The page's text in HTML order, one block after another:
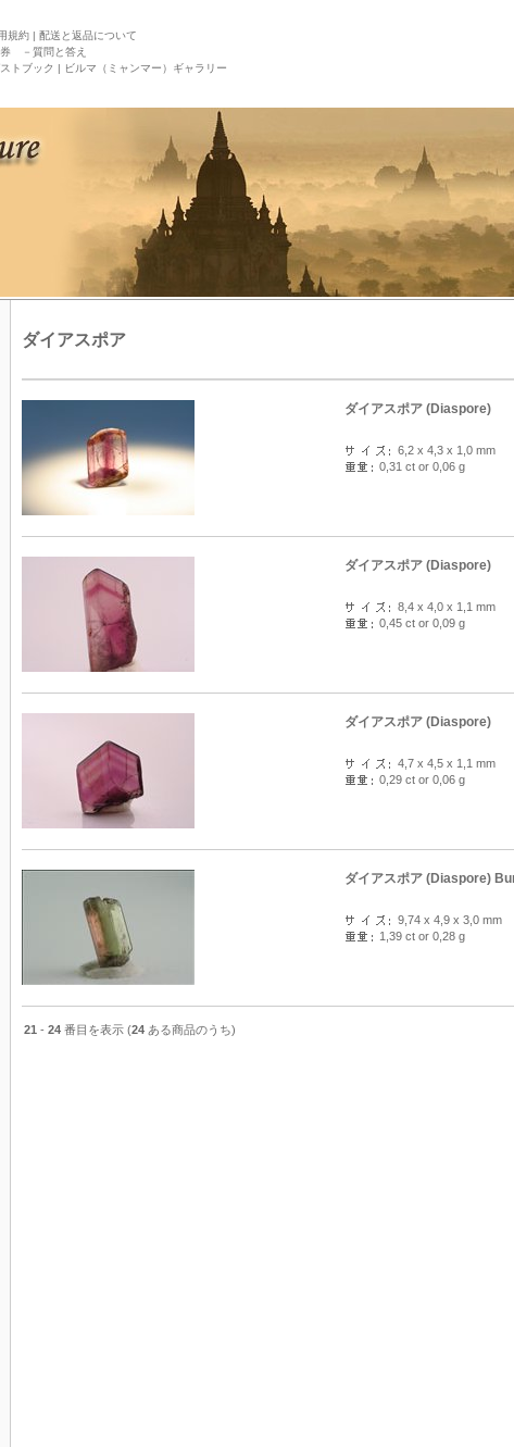
規約 | 配送と返品について
－質問と答え
トブック | ビルマ（ミャンマー）ギャラリー
ダイアスポア
ダイアスポア (Diaspore)
6,2 x 4,3 x 1,0 mm
0,31 ct or 0,06 g
ダイアスポア (Diaspore)
8,4 x 4,0 x 1,1 mm
0,45 ct or 0,09 g
ダイアスポア (Diaspore)
4,7 x 4,5 x 1,1 mm
0,29 ct or 0,06 g
ダイアスポア (Diaspore)
9,74 x 4,9 x 3,0 mm
1,39 ct or 0,28 g
21 - 24 番目を表示 (24 ある商品のうち)